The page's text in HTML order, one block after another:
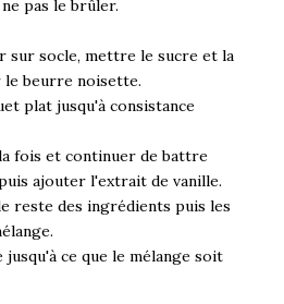
pas le brûler.
sur socle, mettre le sucre et la
le beurre noisette.
plat jusqu'à consistance
fois et continuer de battre
ajouter l'extrait de vanille.
reste des ingrédients puis les
ce que le mélange soit